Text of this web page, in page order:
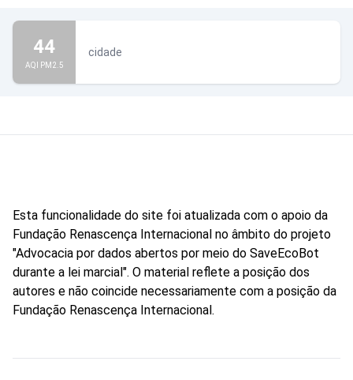
44
AQI PM2.5
cidade
Esta funcionalidade do site foi atualizada com o apoio da
Fundação Renascença Internacional no âmbito do projeto
"Advocacia por dados abertos por meio do SaveEcoBot
durante a lei marcial". O material reflete a posição dos
autores e não coincide necessariamente com a posição da
Fundação Renascença Internacional.